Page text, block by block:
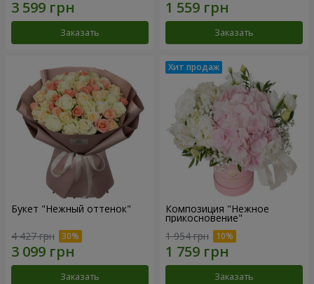
Заказать Заказать
Букет "Нежный оттенок"
4 427 грн
Заказать
Композиция "Нежное
прикосновение"
1 954 грн
Заказать